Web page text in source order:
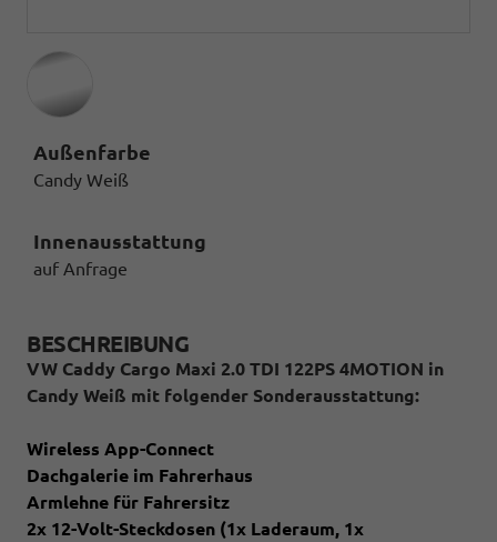
Außenfarbe
Candy Weiß
Innenausstattung
auf Anfrage
BESCHREIBUNG
VW Caddy Cargo Maxi 2.0 TDI 122PS 4MOTION in
Candy Weiß mit folgender Sonderausstattung:
Wireless App-Connect
Dachgalerie im Fahrerhaus
Armlehne für Fahrersitz
2x 12-Volt-Steckdosen (1x Laderaum, 1x